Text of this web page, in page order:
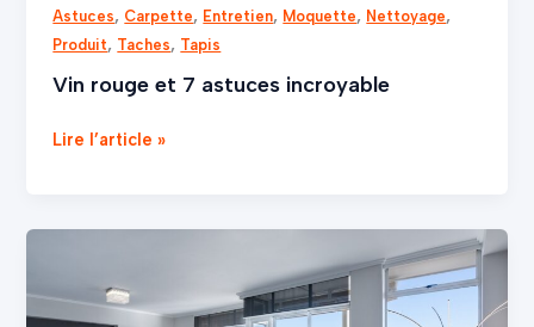
Astuces, Carpette, Entretien, Moquette, Nettoyage,
Produit, Taches, Tapis
Vin rouge et 7 astuces incroyable
Lire l’article »
du